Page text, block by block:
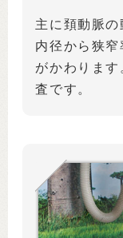
主に頚動脈
内径から狭
がかわりま
査です。